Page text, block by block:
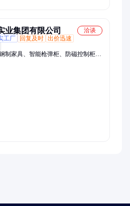
业集团有限公司
洽谈
工厂 回复及时 出价迅速
制家具、智能枪弹柜、防磁控制柜、
图书馆书架、智能物证柜、底图密集
金库门、防磁柜、课桌椅、阅览桌
架柜、枪弹库门、手枪柜、智能枪弹